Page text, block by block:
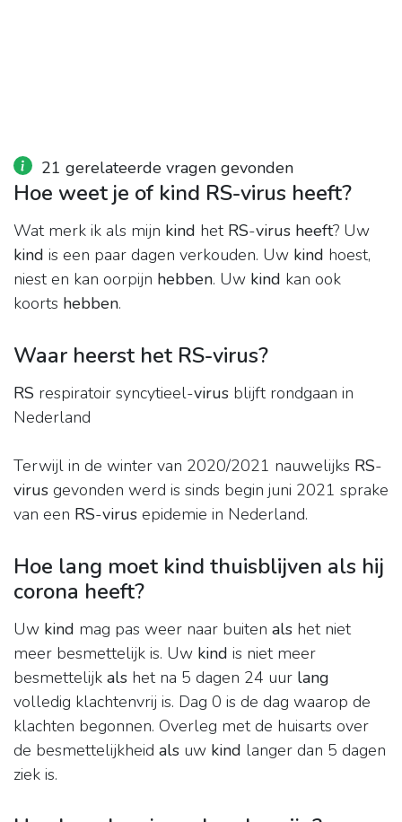
21 gerelateerde vragen gevonden
Hoe weet je of kind RS-virus heeft?
Wat merk ik als mijn kind het RS-virus heeft? Uw
kind is een paar dagen verkouden. Uw kind hoest,
niest en kan oorpijn hebben. Uw kind kan ook
koorts hebben.
Waar heerst het RS-virus?
RS respiratoir syncytieel-virus blijft rondgaan in
Nederland
Terwijl in de winter van 2020/2021 nauwelijks RS-
virus gevonden werd is sinds begin juni 2021 sprake
van een RS-virus epidemie in Nederland.
Hoe lang moet kind thuisblijven als hij
corona heeft?
Uw kind mag pas weer naar buiten als het niet
meer besmettelijk is. Uw kind is niet meer
besmettelijk als het na 5 dagen 24 uur lang
volledig klachtenvrij is. Dag 0 is de dag waarop de
klachten begonnen. Overleg met de huisarts over
de besmettelijkheid als uw kind langer dan 5 dagen
ziek is.